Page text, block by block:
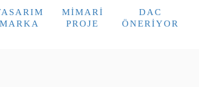
MARKA
MIMARI
PROJE
DAC
ÖNERIYOR